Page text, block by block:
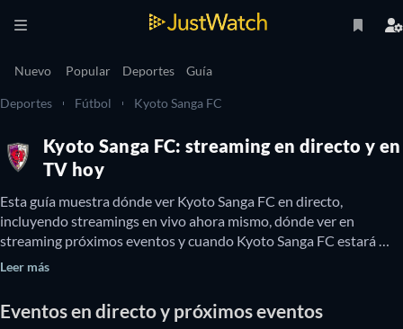
Nuevo Popular Deportes Guía
Deportes Fútbol Kyoto Sanga FC
Kyoto Sanga FC: streaming en directo y en
TV hoy
Esta guía muestra dónde ver Kyoto Sanga FC en directo,
incluyendo streamings en vivo ahora mismo, dónde ver en
streaming próximos eventos y cuando Kyoto Sanga FC estará
disponible en TV. También puedes descubrir si existen opciones
Leer más
Eventos en directo y próximos eventos